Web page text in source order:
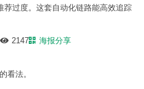
过度。这套自动化链路能高效追踪
2147
海报分享
看法。